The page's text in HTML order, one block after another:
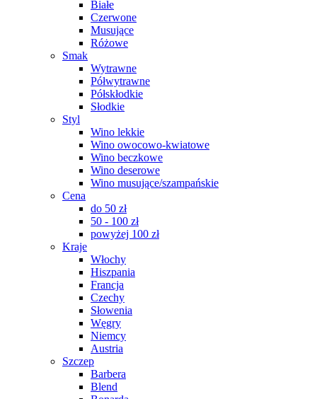
Białe
Czerwone
Musujące
Różowe
Smak
Wytrawne
Półwytrawne
Półskłodkie
Słodkie
Styl
Wino lekkie
Wino owocowo-kwiatowe
Wino beczkowe
Wino deserowe
Wino musujące/szampańskie
Cena
do 50 zł
50 - 100 zł
powyżej 100 zł
Kraje
Włochy
Hiszpania
Francja
Czechy
Słowenia
Węgry
Niemcy
Austria
Szczep
Barbera
Blend